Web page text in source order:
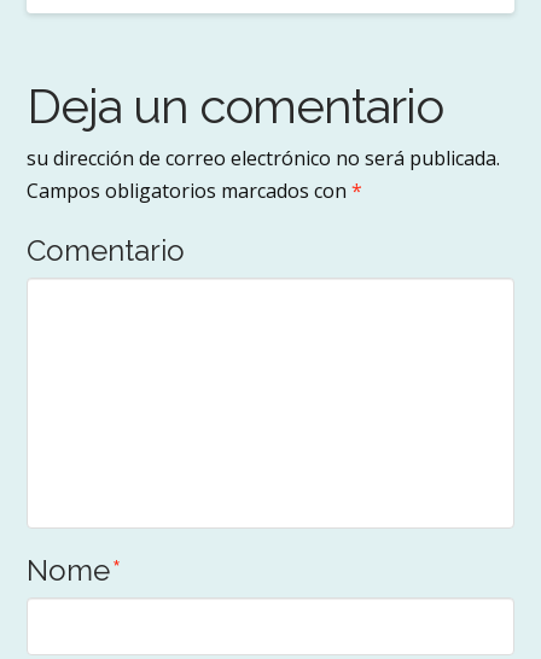
Deja un comentario
su dirección de correo electrónico no será publicada.
Campos obligatorios marcados con*
Comentario
Nome*